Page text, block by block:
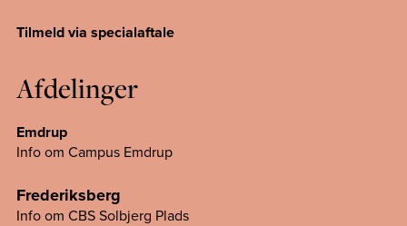
Tilmeld via specialaftale
Afdelinger
Emdrup
Info om Campus Emdrup
Frederiksberg
Info om CBS Solbjerg Plads